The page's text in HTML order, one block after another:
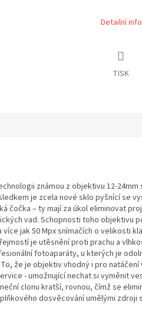
Detailní
TISK
známou z objektivu 12-24mm
je zcela nové sklo pyšnící se
čočka – ty mají za úkol eliminovat
vad. Schopnosti toho objektivu
jak 50 Mpx snímačích o velikosti
je utěsnění proti prachu a
fotoaparáty, u kterých je
že je objektiv vhodný i pro natáčení
- umožnující nechat si vyměnit
clonu kratší, rovnou, čímž se
dosvěcování umělými zdroji